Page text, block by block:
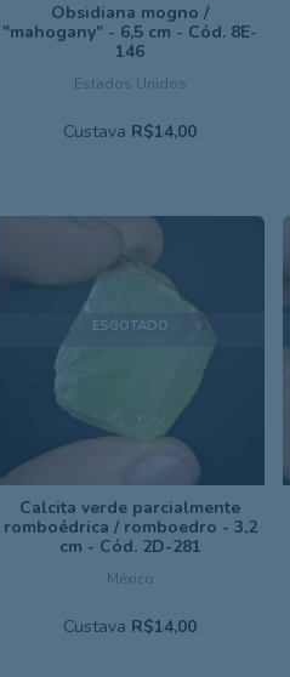
Estados Unidos
Obsidiana mogno /
"mahogany" - 6,5 cm - Cód. 8E-
146
Custava R$14,00
ESGOTADO
México
Calcita verde parcialmente
romboédrica / romboedro - 3,2
cm - Cód. 2D-281
Custava R$14,00